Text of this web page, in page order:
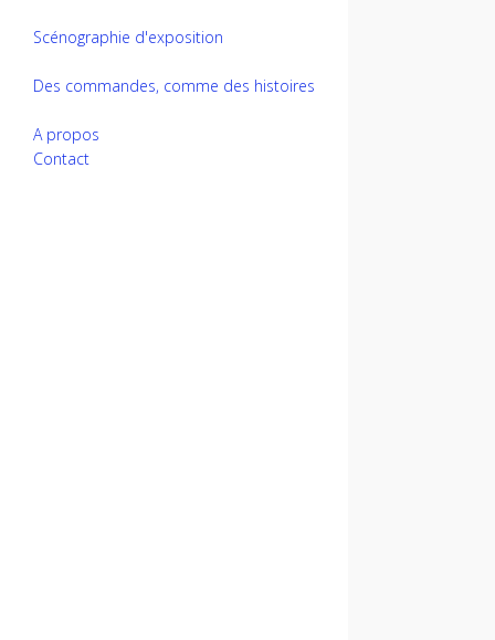
Scénographie d'exposition
Des commandes, comme des histoires
A propos
Contact